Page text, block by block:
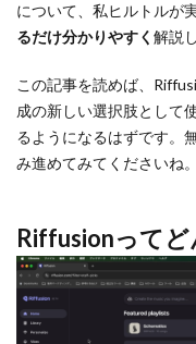
について、私ヒルトルが
るだけ分かりやすく 解説
この記事を読めば、
成の新しい選択肢として
るようになるはずです。
み進めてみてくださいね。
Riffusionってど